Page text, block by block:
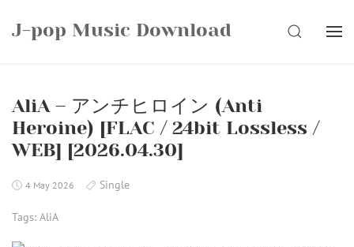
J-pop Music Download SEARCH
AliA – アンチヒロイン (Anti
Heroine) [FLAC / 24bit Lossless /
WEB] [2026.04.30]
4 May 2026 Single
Tags: AliA